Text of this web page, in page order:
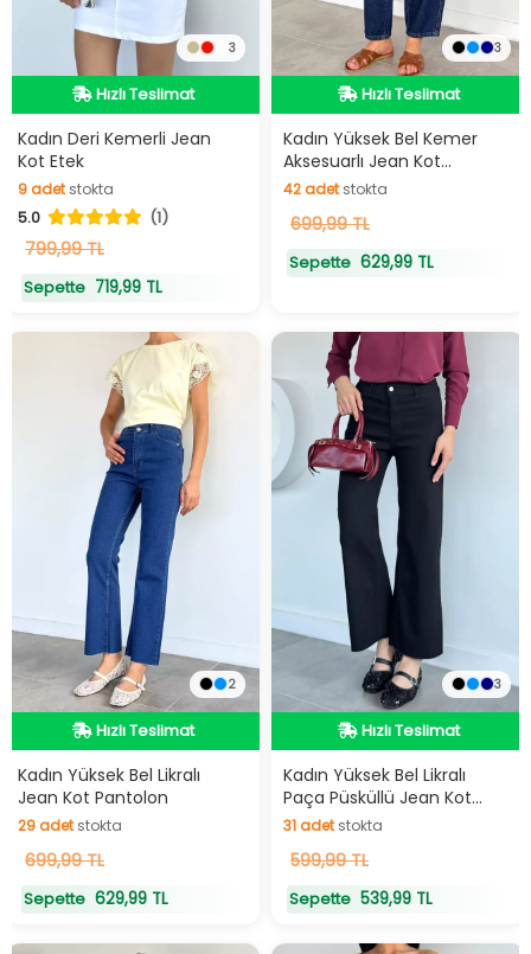
3
Hızlı Teslimat
Hızlı Teslimat
Kadın Deri Kemerli Jean
Kot Etek
9adetstokta
9adetstokta
5.0 (1)
799,99 TL
Sepette 719,99 TL
3
Hızlı Teslimat
Hızlı Teslimat
Kadın Yüksek Bel Kemer
Aksesuarlı Jean Kot
Pantolon
42adetstokta
42adetstokta
699,99 TL
Sepette 629,99 TL
2
Hızlı Teslimat
Hızlı Teslimat
Kadın Yüksek Bel Likralı
Jean Kot Pantolon
29adetstokta
29adetstokta
699,99 TL
Sepette 629,99 TL
3
Hızlı Teslimat
Hızlı Teslimat
Kadın Yüksek Bel Likralı
Paça Püsküllü Jean Kot
Pantolon
31adetstokta
31adetstokta
599,99 TL
Sepette 539,99 TL